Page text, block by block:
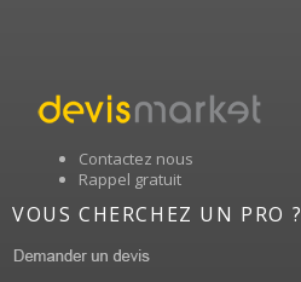
Contactez nous
Rappel gratuit
VOUS CHERCHEZ UN PRO ?